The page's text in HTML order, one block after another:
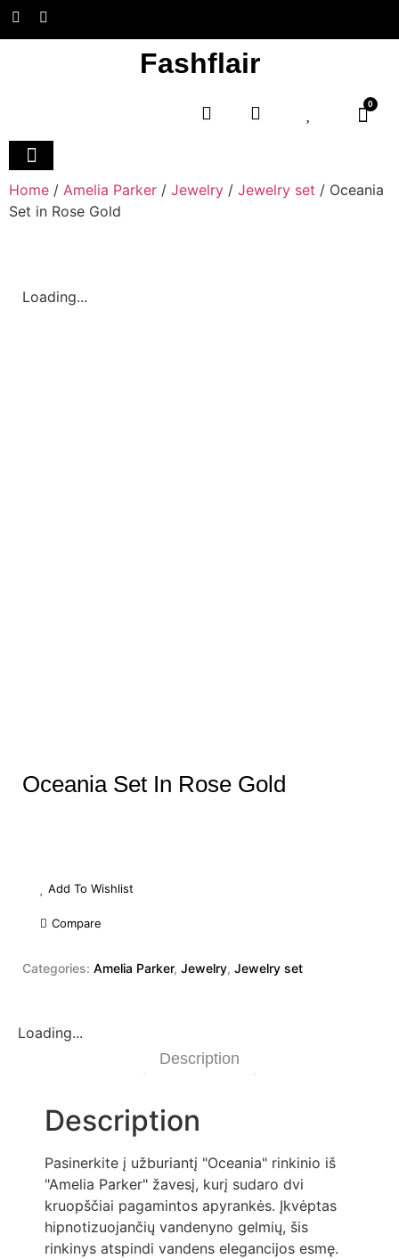
Fashflair
0
Home / Amelia Parker / Jewelry / Jewelry set / Oceania
Set in Rose Gold
Loading...
Oceania Set In Rose Gold
Add To Wishlist
Compare
Categories: Amelia Parker, Jewelry, Jewelry set
Loading...
Description
Description
Pasinerkite į užburiantį "Oceania" rinkinio iš
"Amelia Parker" žavesį, kurį sudaro dvi
kruopščiai pagamintos apyrankės. Įkvėptas
hipnotizuojančių vandenyno gelmių, šis
rinkinys atspindi vandens elegancijos esmę.